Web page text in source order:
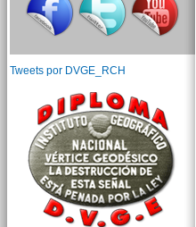
Tweets por DVGE_RCH